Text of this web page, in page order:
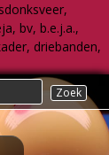
bv, b.e.j.a.,
driebanden,